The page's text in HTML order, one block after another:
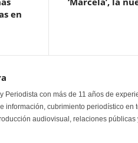
en
Periodista con más de 11 años de
información, cubrimiento periodístico en
audiovisual, relaciones públicas